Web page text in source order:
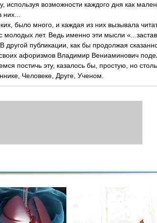
возможности каждого дня как
было много, и каждая из них вызывала
лет. Ведь именно эти мысли
другой публикации, как бы продолжая
афоризмов Владимир Вениаминович
постичь эту, казалось бы, простую, но
Человеке, Друге, Ученом.